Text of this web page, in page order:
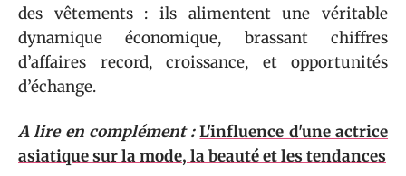
des vêtements : ils alimentent une véritable
dynamique économique, brassant chiffres
d’affaires record, croissance, et opportunités
d’échange.
A lire en complément : L'influence d'une actrice
asiatique sur la mode, la beauté et les tendances